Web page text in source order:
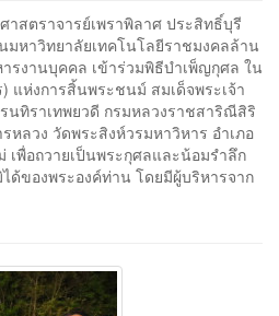
สตราจารย์เพราพิลาศ ประสิทธิ์บุรี
มหาวิทยาลัยเทคโนโลยีราชมงคลล้าน
รงานบุคคล เข้าร่วมพิธีบำเพ็ญกุศล ใน
แห่งการสิ้นพระชนม์ สมเด็จพระเจ้า
นทิราเทพยวดี กรมหลวงราชสาริณีสิริ
ลวง วัดพระสิงห์วรมหาวิหาร อำเภอ
เพื่อถวายเป็นพระกุศลและน้อมรำลึก
ของพระองค์ท่าน โดยมีผู้บริหารจาก